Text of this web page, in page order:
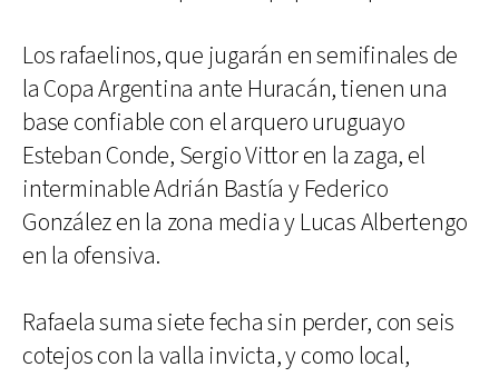
Los rafaelinos, que jugarán en semifinales de
la Copa Argentina ante Huracán, tienen una
base confiable con el arquero uruguayo
Esteban Conde, Sergio Vittor en la zaga, el
interminable Adrián Bastía y Federico
González en la zona media y Lucas Albertengo
en la ofensiva.
Rafaela suma siete fecha sin perder, con seis
cotejos con la valla invicta, y como local,